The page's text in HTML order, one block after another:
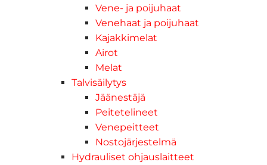
Vene- ja poijuhaat
Venehaat ja poijuhaat
Kajakkimelat
Airot
Melat
Talvisäilytys
Jäänestäjä
Peitetelineet
Venepeitteet
Nostojärjestelmä
Hydrauliset ohjauslaitteet